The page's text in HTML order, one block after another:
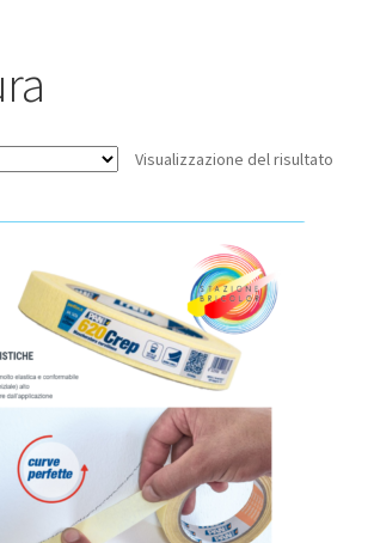
Visualizzazione del risultato